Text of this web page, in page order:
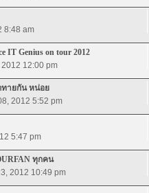
8:48 am
IT Genius on tour 2012
12:00 pm
ทายกัน หน่อย
2012 5:52 pm
5:47 pm
ทุกคน
2012 10:49 pm